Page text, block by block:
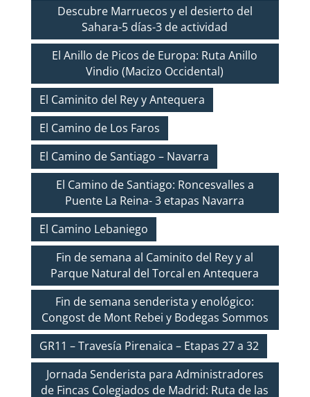
Descubre Marruecos y el desierto del
Sahara-5 días-3 de actividad
El Anillo de Picos de Europa: Ruta Anillo
Vindio (Macizo Occidental)
El Caminito del Rey y Antequera
El Camino de Los Faros
El Camino de Santiago – Navarra
El Camino de Santiago: Roncesvalles a
Puente La Reina- 3 etapas Navarra
El Camino Lebaniego
Fin de semana al Caminito del Rey y al
Parque Natural del Torcal en Antequera
Fin de semana senderista y enológico:
Congost de Mont Rebei y Bodegas Sommos
GR11 – Travesía Pirenaica – Etapas 27 a 32
Jornada Senderista para Administradores
de Fincas Colegiados de Madrid: Ruta de las